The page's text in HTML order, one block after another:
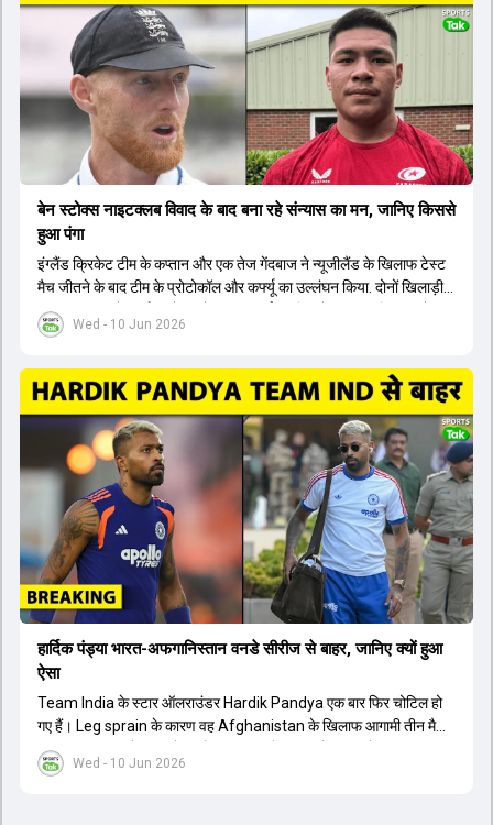
शर्मा के लिए उम्र, फिटनेस और फॉर्म जैसे मापदंडों को ध्यान में रखते हुए आगे का
फैसला लिया जाएगा।
Wed - 10 Jun 2026
बेन स्टोक्स नाइटक्लब विवाद के बाद बना रहे संन्यास का मन, जानिए किससे
हुआ पंगा
इंग्लैंड क्रिकेट टीम के कप्तान और एक तेज गेंदबाज ने न्यूजीलैंड के खिलाफ टेस्ट
मैच जीतने के बाद टीम के प्रोटोकॉल और कर्फ्यू का उल्लंघन किया. दोनों खिलाड़ी
एक नाइटक्लब में पार्टी करने गए थे, जहां वीआईपी एरिया में एक रग्बी खिलाड़ी के
साथ उनकी झड़प हो गई. रग्बी खिलाड़ी ने मुक्का मारने की कोशिश की, जिससे
बोर्ड ने मामले की जांच शुरू कर दी है और दोनों खिलाड़ियों पर कड़ी कार्रवाई हो
सकती है, जिससे कप्तान की कप्तानी भी जा सकती है.
Wed - 10 Jun 2026
हार्दिक पंड्या भारत-अफगानिस्तान वनडे सीरीज से बाहर, जानिए क्यों हुआ
ऐसा
Team India के स्टार ऑलराउंडर Hardik Pandya एक बार फिर चोटिल हो
गए हैं। Leg sprain के कारण वह Afghanistan के खिलाफ आगामी तीन मैचों
की ODI series से बाहर हो गए हैं। Hardik ने हाल ही में BCCI के Center of
Excellence में अपनी फिटनेस हासिल की थी, लेकिन अब उन्हें अगले दो हफ्ते